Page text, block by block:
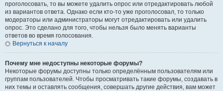
проголосовать, то вы можете удалить опрос или отредактировать любой
из вариантов ответа. Однако если кто-то уже проголосовал, то только
модераторы или администраторы могут отредактировать или удалить
опрос. Это сделано для того, чтобы нельзя было менять варианты
ответов во время голосования.
Вернуться к началу
Почему мне недоступны некоторые форумы?
Некоторые форумы доступны только определённым пользователям или
группам пользователей. Чтобы просматривать такие форумы, создавать в
них темы и оставлять сообщения, совершать другие действия, вам может